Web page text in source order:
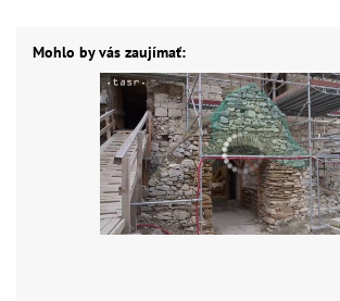
Mohlo by vás zaujímať: